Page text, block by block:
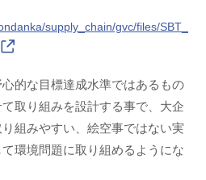
supply_chain/gvc/files/SBT_
的な目標達成水準ではあるもの
取り組みを設計する事で、大企
組みやすい、絵空事ではない実
環境問題に取り組めるようにな